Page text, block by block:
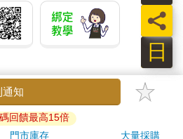
作ATM! 如接獲電話要求您前往
示，以免受騙上當！
通知
回饋最高15倍
門市庫存 大量採購
日
員